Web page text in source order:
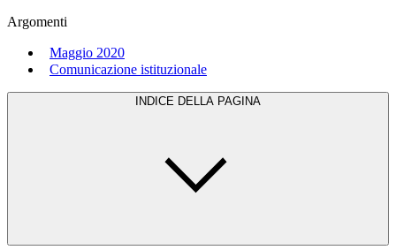
Argomenti
Maggio 2020
Comunicazione istituzionale
INDICE DELLA PAGINA